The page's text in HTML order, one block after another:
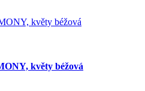
květy béžová